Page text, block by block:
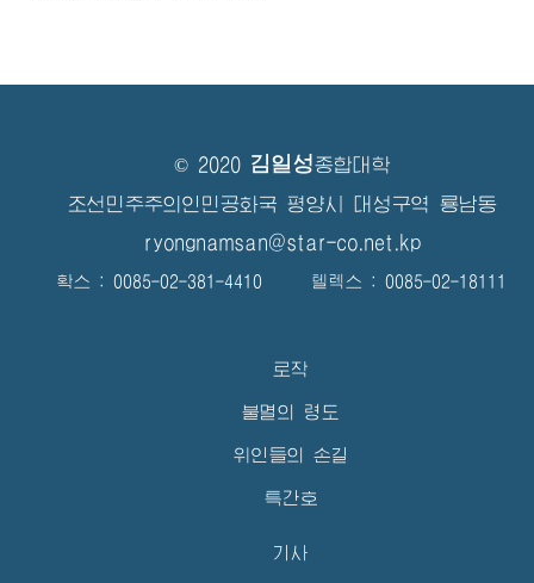
© 2020 김일성종합대학
조선민주주의인민공화국 평양시 대성구역 룡남동
ryongnamsan@star-co.net.kp
확스 : 0085-02-381-4410 텔렉스 : 0085-02-18111
로작
불멸의 령도
위인들의 손길
특간호
기사